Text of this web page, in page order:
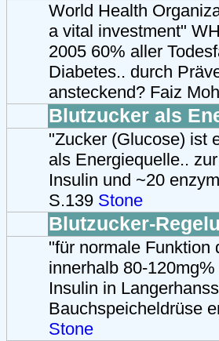
World Health
a vital investment"
2005 60% aller
Diabetes.. durch
ansteckend? Faiz
Blutzucker als
"Zucker (Glucose) ist
als Energiequelle..
Insulin und ~20
S.139 Stone
Blutzucker-
"für normale Funktion
innerhalb 80-
Insulin in
Bauchspeicheldrüse
Stone